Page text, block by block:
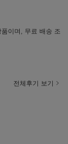
이며, 무료 배송 조
전체후기 보기